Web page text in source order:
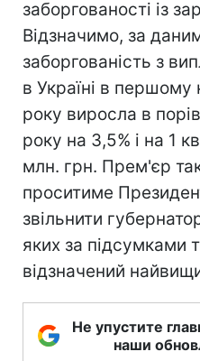
заборгованості із
Відзначимо, за
заборгованість з
в Україні в першому
року виросла в
року на 3,5% і на 1
млн. грн. Прем'єр
проситиме
звільнити
яких за підсумками
відзначений
Не упустите
наши